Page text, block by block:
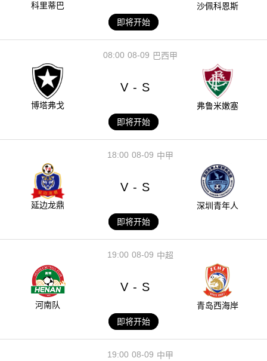
科里蒂巴
沙佩科恩斯
即将开始
08-09
08:00 巴西甲
博塔弗戈
V - S
弗鲁米嫩塞
即将开始
08-09
18:00 中甲
延边龙鼎
V - S
深圳青年人
即将开始
08-09
19:00 中超
河南队
V - S
青岛西海岸
即将开始
08-09
19:00 中甲